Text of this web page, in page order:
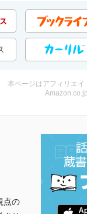
本ページはアフィリエ
点の